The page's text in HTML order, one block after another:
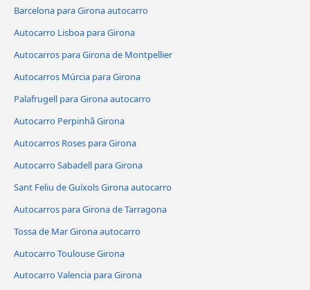
Barcelona para Girona autocarro
Autocarro Lisboa para Girona
Autocarros para Girona de Montpellier
Autocarros Múrcia para Girona
Palafrugell para Girona autocarro
Autocarro Perpinhã Girona
Autocarros Roses para Girona
Autocarro Sabadell para Girona
Sant Feliu de Guíxols Girona autocarro
Autocarros para Girona de Tarragona
Tossa de Mar Girona autocarro
Autocarro Toulouse Girona
Autocarro Valencia para Girona